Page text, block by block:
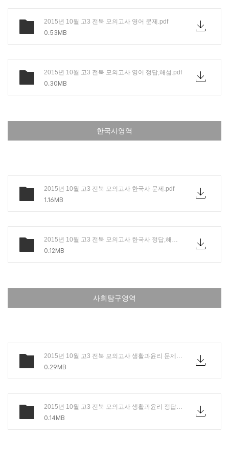
2015년 10월 고3 전북 모의고사 영어 문제.pdf
0.53MB
2015년 10월 고3 전북 모의고사 영어 정답,해섦.pdf
0.30MB
한국사영역
2015년 10월 고3 전북 모의고사 한국사 문제.pdf
1.16MB
2015년 10월 고3 전북 모의고사 한국사 정답,해설.PDF
0.12MB
사회탐구영역
2015년 10월 고3 전북 모의고사 생활과윤리 문제.pdf
0.29MB
2015년 10월 고3 전북 모의고사 생활과윤리 정답,해설.PDF
0.14MB